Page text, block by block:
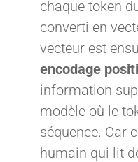
chaque token
converti en
vecteur est
encodage
information
modèle où le
séquence. Car
humain qui lit